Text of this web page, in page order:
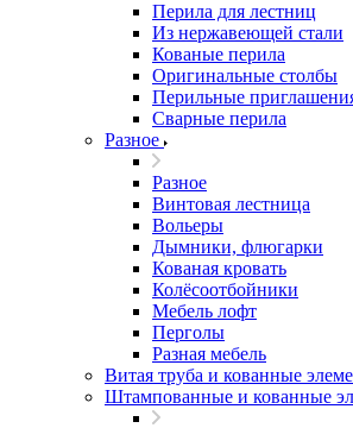
Перила для лестниц
Из нержавеющей стали
Кованые перила
Оригинальные столбы
Перильные
Сварные перила
Разное
Разное
Винтовая лестница
Вольеры
Дымники, флюгарки
Кованая кровать
Колёсоотбойники
Мебель лофт
Перголы
Разная мебель
Витая труба и кованные
Штампованные и кованные